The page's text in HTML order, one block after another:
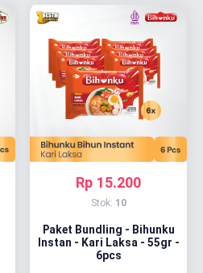
Rp 15.200
Stok: 10
Paket Bundling - Bihunku
Instan - Kari Laksa - 55gr -
6pcs